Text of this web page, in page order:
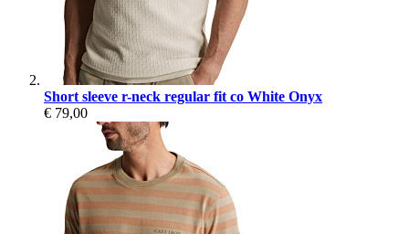
Short sleeve r-neck regular fit co White Onyx
€ 79,00